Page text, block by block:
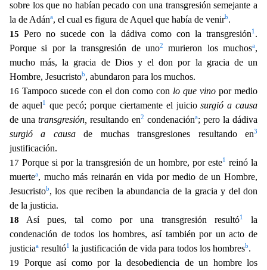
sobre los que no habían pecado con una transgresión semejante a
la de Adána, el cual es figura de Aquel que había de venirb.
15 Pero no sucede con la dádiva como con la transgresión1 .
Porque si por la transgresión de uno2 murieron los muchosa,
mucho más, la gracia de Dios y el don por la gracia de un
Hombre, Jesucristob, abundaron para los muchos.
16 Tampoco sucede con el don como con lo que vino por medio
de aquel1 que pecó; porque ciertamente el juiciosurgió a causa
de una transgresión, resultando en2 condenacióna; pero la dádiva
surgió a causade muchas transgresiones resultando en3
justificación.
17 Porque si por la transgresión de un hombre, por este1
reinó la
muertea, mucho más reinarán en vida por medio de un Hombre,
Jesucristob, los que reciben la abundancia de la gracia y del don
de la justicia.
18 Así pues, tal como por una transgresión resultó1
la
condenación de todos los hombres, así también por un acto de
justiciaa resultó1 la justificación de vida para todos los hombresb.
19 Porque así como por la desobediencia de un hombre los